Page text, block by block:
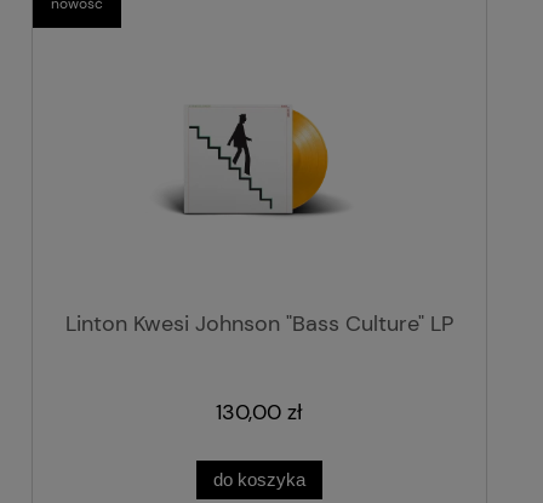
Linton Kwesi Johnson "Bass Culture" LP
130,00 zł
do koszyka